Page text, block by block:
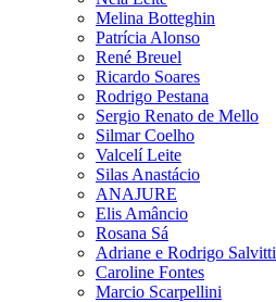
Melina Botteghin
Patrícia Alonso
René Breuel
Ricardo Soares
Rodrigo Pestana
Sergio Renato de Mello
Silmar Coelho
Valcelí Leite
Silas Anastácio
ANAJURE
Elis Amâncio
Rosana Sá
Adriane e Rodrigo Salvitti
Caroline Fontes
Marcio Scarpellini